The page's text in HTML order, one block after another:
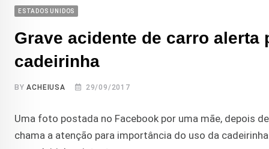
ESTADOS UNIDOS
Grave acidente de carro
cadeirinha
BYACHEIUSA 29/09/2017
Uma foto postada no Facebook por uma mãe, depois
chama a atenção para importância do uso da